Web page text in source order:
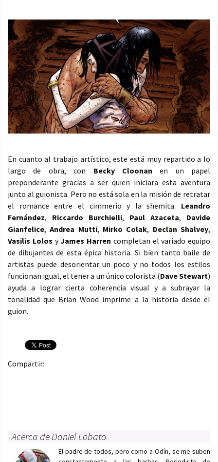
En cuanto al trabajo artístico, este está muy repartido a lo
largo de obra, con Becky Cloonan en un papel
preponderante gracias a ser quien iniciara esta aventura
junto al guionista. Pero no está sola en la misión de retratar
el romance entre el cimmerio y la shemita. Leandro
Fernández, Riccardo Burchielli, Paul Azaceta, Davide
Gianfelice,Andrea Mutti, Mirko Colak, Declan Shalvey,
Vasilis Lolos yJames Harren completan el variado equipo
de dibujantes de esta épica historia. Si bien tanto baile de
artistas puede desorientar un poco y no todos los estilos
funcionan igual, el tener a un único colorista (Dave Stewart)
ayuda a lograr cierta coherencia visual y a subrayar la
tonalidad que Brian Wood imprime a la historia desde el
guion.
Compartir:
Acerca de Daniel Lobato
El padre de todos, pero como a Odín, se me suben